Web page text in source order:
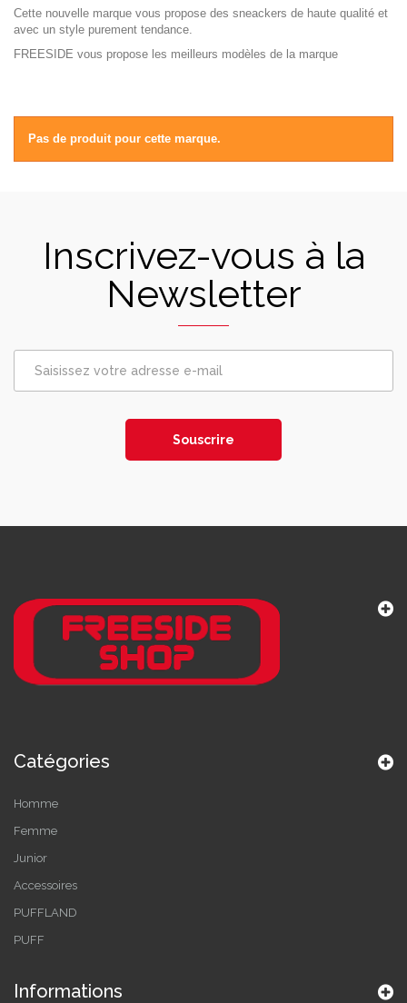
Cette nouvelle marque vous propose des sneackers de haute qualité et
avec un style purement tendance.
FREESIDE vous propose les meilleurs modèles de la marque
Pas de produit pour cette marque.
Inscrivez-vous à la
Newsletter
Souscrire
Catégories
Homme
Femme
Junior
Accessoires
PUFFLAND
PUFF
Informations